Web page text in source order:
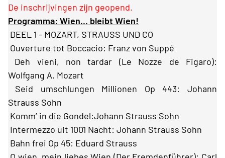
De inschrijvingen zijn geopend.
Programma: Wien... bleibt Wien!
DEEL 1 - MOZART, STRAUSS UND CO
Ouverture tot Boccacio: Franz von Suppé
Deh vieni, non tardar (Le Nozze de Figaro):
Wolfgang A. Mozart
Seid umschlungen Millionen Op 443: Johann
Strauss Sohn
Komm’ in die Gondel:Johann Strauss Sohn
Intermezzo uit 1001 Nacht: Johann Strauss Sohn
Bahn frei Op 45: Eduard Strauss